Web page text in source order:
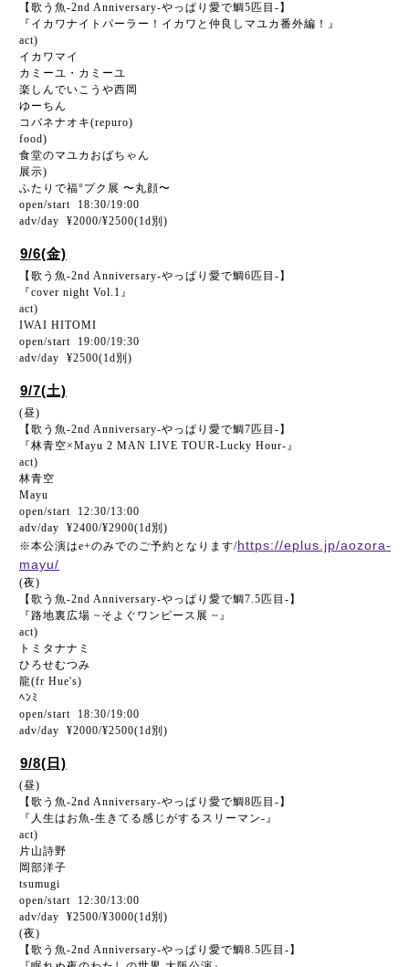
【歌う魚-2nd Anniversary-やっぱり愛で鯛5匹目-】
『イカワナイトパーラー！イカワと仲良しマユカ番外編！』
act)
イカワマイ
カミーユ・カミーユ
楽しんでいこうや西岡
ゆーちん
コバネナオキ(repuro)
food)
食堂のマユカおばちゃん
展示)
ふたりで福°プク展 〜丸顔〜
open/start 18:30/19:00
adv/day ¥2000/¥2500(1d別)
9/6(金)
【歌う魚-2nd Anniversary-やっぱり愛で鯛6匹目-】
『cover night Vol.1』
act)
IWAI HITOMI
open/start 19:00/19:30
adv/day ¥2500(1d別)
9/7(土)
(昼)
【歌う魚-2nd Anniversary-やっぱり愛で鯛7匹目-】
『林青空×Mayu 2 MAN LIVE TOUR-Lucky Hour-』
act)
林青空
Mayu
open/start 12:30/13:00
adv/day ¥2400/¥2900(1d別)
※本公演はe+のみでのご予約となります/https://eplus.jp/aozora-
mayu/
(夜)
【歌う魚-2nd Anniversary-やっぱり愛で鯛7.5匹目-】
『路地裏広場 ~そよぐワンピース展 ~』
act)
トミタナナミ
ひろせむつみ
龍(fr Hue's)
ﾍﾝﾐ
open/start 18:30/19:00
adv/day ¥2000/¥2500(1d別)
9/8(日)
(昼)
【歌う魚-2nd Anniversary-やっぱり愛で鯛8匹目-】
『人生はお魚-生きてる感じがするスリーマン-』
act)
片山詩野
岡部洋子
tsumugi
open/start 12:30/13:00
adv/day ¥2500/¥3000(1d別)
(夜)
【歌う魚-2nd Anniversary-やっぱり愛で鯛8.5匹目-】